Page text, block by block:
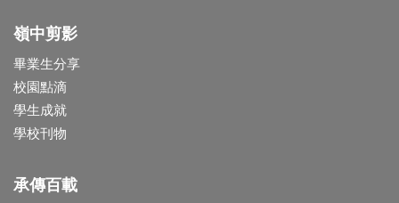
嶺中剪影
畢業生分享
校園點滴
學生成就
學校刊物
承傳百載